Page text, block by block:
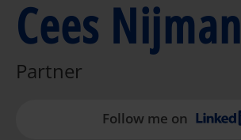
Cees Nijman
Partner
Follow me on